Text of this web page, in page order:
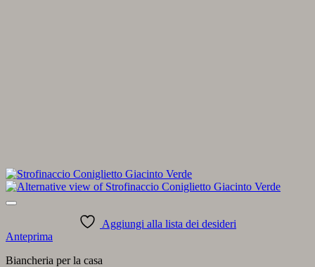
Aggiungi alla lista dei desideri
Anteprima
Biancheria per la casa